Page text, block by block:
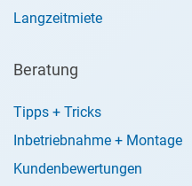
Langzeitmiete
Beratung
Tipps + Tricks
Inbetriebnahme + Montage
Kundenbewertungen